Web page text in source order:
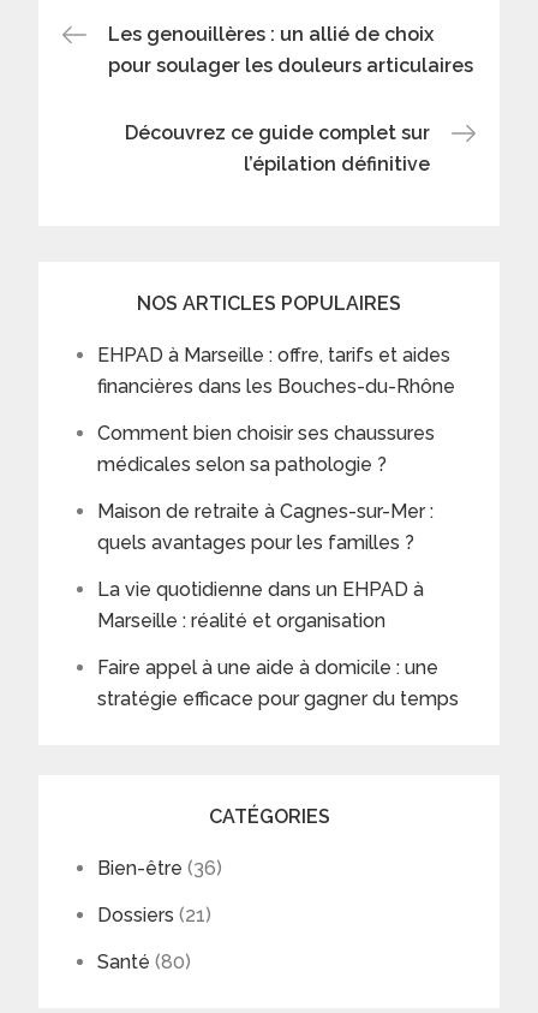
Post
navigation
Les genouillères : un allié de choix
pour soulager les douleurs articulaires
Découvrez ce guide complet sur
l’épilation définitive
NOS ARTICLES POPULAIRES
EHPAD à Marseille : offre, tarifs et aides
financières dans les Bouches-du-Rhône
Comment bien choisir ses chaussures
médicales selon sa pathologie ?
Maison de retraite à Cagnes-sur-Mer :
quels avantages pour les familles ?
La vie quotidienne dans un EHPAD à
Marseille : réalité et organisation
Faire appel à une aide à domicile : une
stratégie efficace pour gagner du temps
CATÉGORIES
Bien-être (36)
Dossiers (21)
Santé (80)